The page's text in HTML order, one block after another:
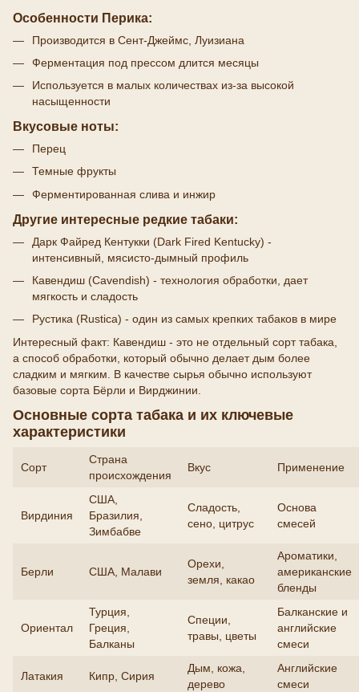
Особенности Перика:
Производится в Сент-Джеймс, Луизиана
Ферментация под прессом длится месяцы
Используется в малых количествах из-за высокой
насыщенности
Вкусовые ноты:
Перец
Темные фрукты
Ферментированная слива и инжир
Другие интересные редкие табаки:
Дарк Файред Кентукки (Dark Fired Kentucky) -
интенсивный, мясисто-дымный профиль
Кавендиш (Cavendish) - технология обработки, дает
мягкость и сладость
Рустика (Rustica) - один из самых крепких табаков в мире
Интересный факт: Кавендиш - это не отдельный сорт табака,
а способ обработки, который обычно делает дым более
сладким и мягким. В качестве сырья обычно используют
базовые сорта Бёрли и Вирджинии.
Основные сорта табака и их ключевые
характеристики
Сорт
Страна
происхождения
Вкус Применение
Вирдиния
США,
Бразилия,
Зимбабве
Сладость,
сено, цитрус
Основа
смесей
Берли США, Малави
Орехи,
земля, какао
Ароматики,
американские
бленды
Ориентал
Турция,
Греция,
Балканы
Специи,
травы, цветы
Балканские и
английские
смеси
Латакия Кипр, Сирия
Дым, кожа,
дерево
Английские
смеси